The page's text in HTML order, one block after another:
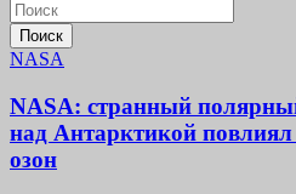
Поиск
NASA
NASA: странный
над Антарктикой
озон